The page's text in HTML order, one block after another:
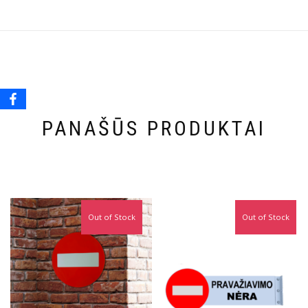
PANAŠŪS PRODUKTAI
Out of Stock Out of Stock